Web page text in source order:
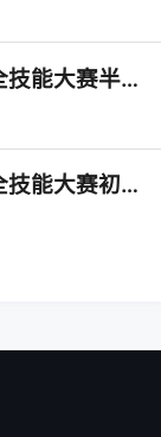
第七届“蓝帽杯”全国大学生网络安全技能大赛半决赛四地同启
第七届“蓝帽杯”全国大学生网络安全技能大赛初赛顺利收官